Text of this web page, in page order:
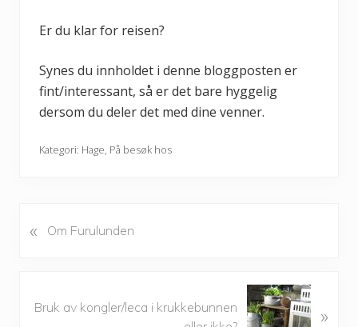
Er du klar for reisen?
Synes du innholdet i denne bloggposten er
fint/interessant, så er det bare hyggelig
dersom du deler det med dine venner.
Kategori: Hage, På besøk hos
P
« Om Furulunden
e
Bruk av kongler/leca i krukkebunnen
»